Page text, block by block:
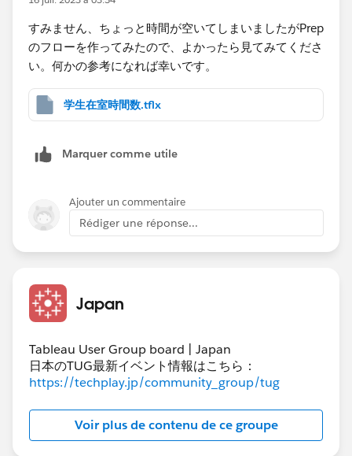
■このデータで入退室のグラフの作成が難しい場合、入
室のみ、退室のみのグラフを作成できますでしょうか。
入室・退室はパラメータで切り替えられるようにしたい
です。
また、フィルタで５，６，７階のデータをそれぞれフィ
すみません、ちょっと時間が空いてしまいましたがPrep
のフローを作ってみたので、よかったら見てみてくださ
い。何かの参考になれば幸いです。
学生在室時間数.tflx
Marquer comme utile
Ajouter un commentaire
Rédiger une réponse...
Japan
Tableau User Group board | Japan
日本のTUG最新イベント情報はこちら：
https://techplay.jp/community_group/tug
Voir plus de contenu de ce groupe